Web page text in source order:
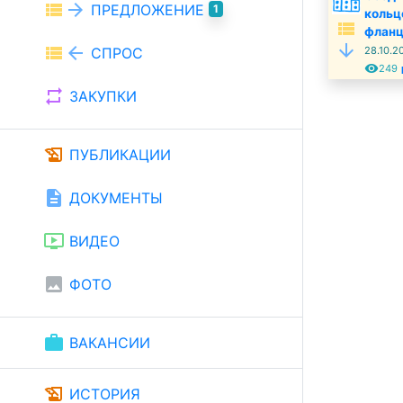
view_list arrow_forward ПРЕДЛОЖЕНИЕ 1
view_list arrow_back СПРОС
repeat ЗАКУПКИ
history_edu ПУБЛИКАЦИИ
description ДОКУМЕНТЫ
ondemand_video ВИДЕО
image ФОТО
work ВАКАНСИИ
history_edu ИСТОРИЯ
view_list
arrow_downward
remove_red_eye249